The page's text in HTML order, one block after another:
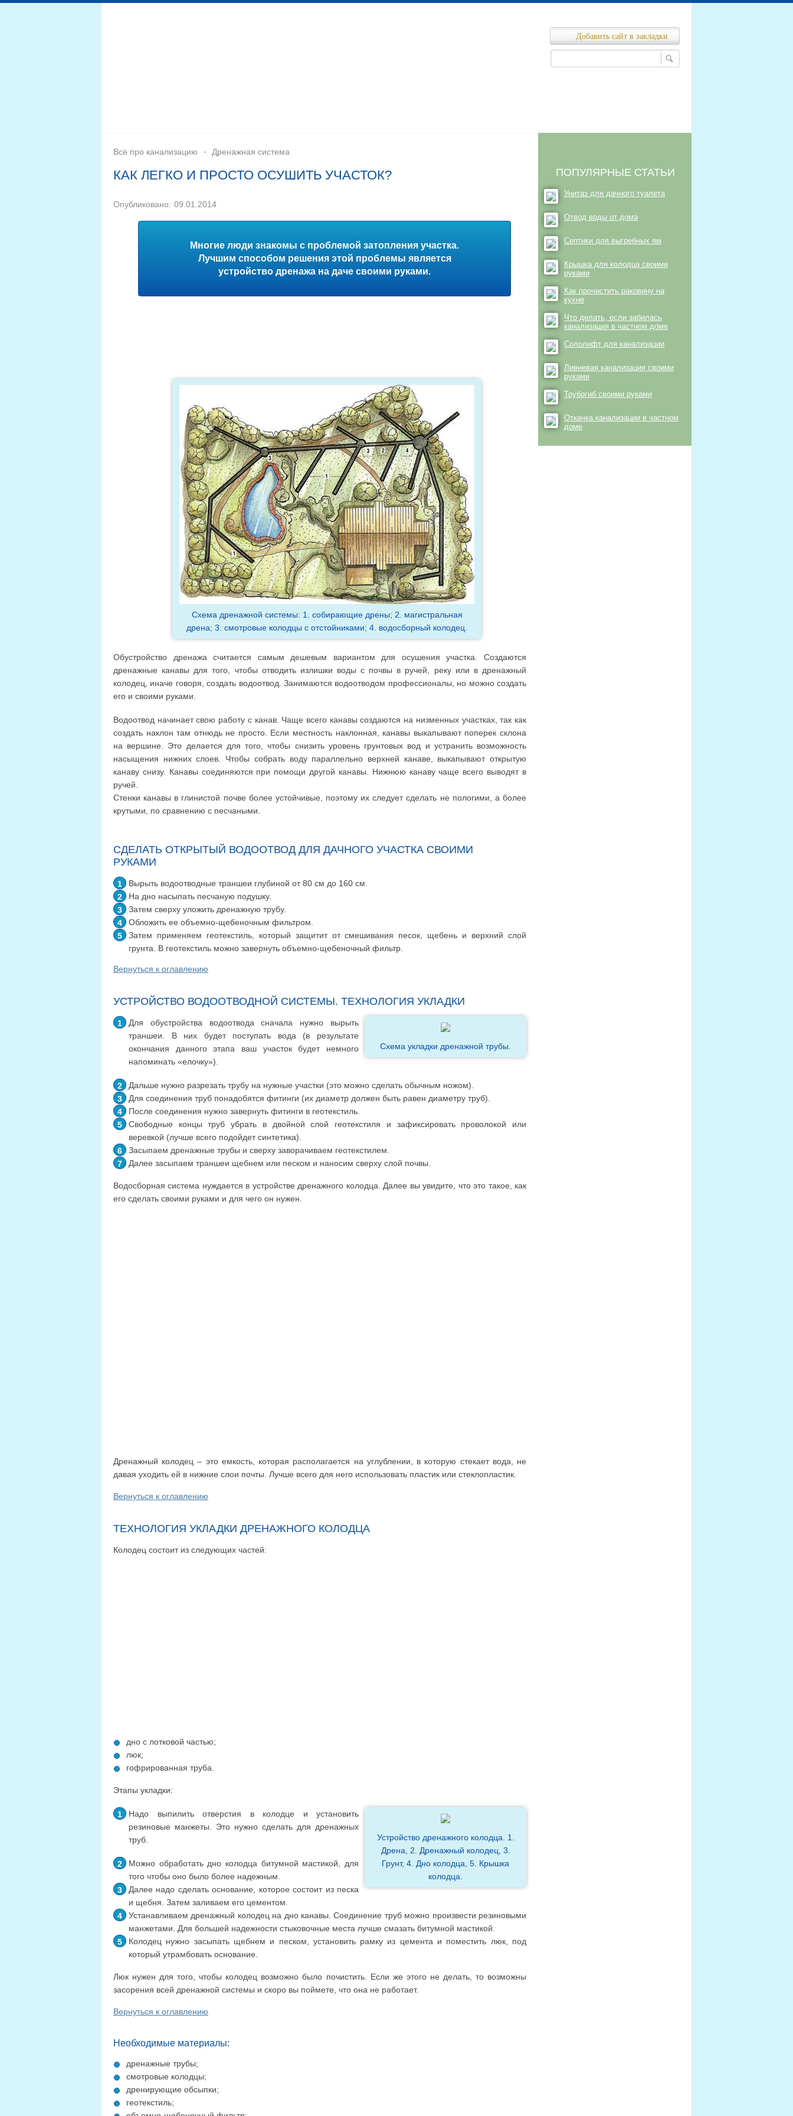
Добавить сайт в закладки
Всё про канализацию Дренажная система
КАК ЛЕГКО И ПРОСТО ОСУШИТЬ УЧАСТОК?
Опубликовано: 09.01.2014
Многие люди знакомы с проблемой затопления участка.
Лучшим способом решения этой проблемы является
устройство дренажа на даче своими руками.
Схема дренажной системы: 1. собирающие дрены; 2. магистральная
дрена; 3. смотровые колодцы с отстойниками; 4. водосборный колодец.
Обустройство дренажа считается самым дешевым вариантом для осушения участка. Создаются
дренажные канавы для того, чтобы отводить излишки воды с почвы в ручей, реку или в дренажный
колодец, иначе говоря, создать водоотвод. Занимаются водоотводом профессионалы, но можно создать
его и своими руками.
Водоотвод начинает свою работу с канав. Чаще всего канавы создаются на низменных участках, так как
создать наклон там отнюдь не просто. Если местность наклонная, канавы выкапывают поперек склона
на вершине. Это делается для того, чтобы снизить уровень грунтовых вод и устранить возможность
насыщения нижних слоев. Чтобы собрать воду параллельно верхней канаве, выкапывают открытую
канаву снизу. Канавы соединяются при помощи другой канавы. Нижнюю канаву чаще всего выводят в
ручей.
Стенки канавы в глинистой почве более устойчивые, поэтому их следует сделать не пологими, а более
крутыми, по сравнению с песчаными.
СДЕЛАТЬ ОТКРЫТЫЙ ВОДООТВОД ДЛЯ ДАЧНОГО УЧАСТКА СВОИМИ
РУКАМИ
Вырыть водоотводные траншеи глубиной от 80 см до 160 см.
На дно насыпать песчаную подушку.
Затем сверху уложить дренажную трубу.
Обложить ее объемно-щебеночным фильтром.
Затем применяем геотекстиль, который защитит от смешивания песок, щебень и верхний слой
грунта. В геотекстиль можно завернуть объемно-щебеночный фильтр.
Вернуться к оглавлению
УСТРОЙСТВО ВОДООТВОДНОЙ СИСТЕМЫ. ТЕХНОЛОГИЯ УКЛАДКИ
Схема укладки дренажной трубы.
Для обустройства водоотвода сначала нужно вырыть
траншеи. В них будет поступать вода (в результате
окончания данного этапа ваш участок будет немного
напоминать «елочку»).
Дальше нужно разрезать трубу на нужные участки (это можно сделать обычным ножом).
Для соединения труб понадобятся фитинги (их диаметр должен быть равен диаметру труб).
После соединения нужно завернуть фитинги в геотекстиль.
Свободные концы труб убрать в двойной слой геотекстиля и зафиксировать проволокой или
веревкой (лучше всего подойдет синтетика).
Засыпаем дренажные трубы и сверху заворачиваем геотекстилем.
Далее засыпаем траншеи щебнем или песком и наносим сверху слой почвы.
Водосборная система нуждается в устройстве дренажного колодца. Далее вы увидите, что это такое, как
его сделать своими руками и для чего он нужен.
Дренажный колодец – это емкость, которая располагается на углублении, в которую стекает вода, не
давая уходить ей в нижние слои почты. Лучше всего для него использовать пластик или стеклопластик.
Вернуться к оглавлению
ТЕХНОЛОГИЯ УКЛАДКИ ДРЕНАЖНОГО КОЛОДЦА
Колодец состоит из следующих частей:
дно с лотковой частью;
люк;
гофрированная труба.
Этапы укладки:
Устройство дренажного колодца. 1.
Дрена, 2. Дренажный колодец, 3.
Грунт, 4. Дно колодца, 5. Крышка
колодца.
Надо выпилить отверстия в колодце и установить
резиновые манжеты. Это нужно сделать для дренажных
труб.
Можно обработать дно колодца битумной мастикой, для
того чтобы оно было более надежным.
Далее надо сделать основание, которое состоит из песка
и щебня. Затем заливаем его цементом.
Устанавливаем дренажный колодец на дно канавы. Соединение труб можно произвести резиновыми
манжетами. Для большей надежности стыковочные места лучше смазать битумной мастикой.
Колодец нужно засыпать щебнем и песком, установить рамку из цемента и поместить люк, под
который утрамбовать основание.
Люк нужен для того, чтобы колодец возможно было почистить. Если же этого не делать, то возможны
засорения всей дренажной системы и скоро вы поймете, что она не работает.
Вернуться к оглавлению
Необходимые материалы:
дренажные трубы;
смотровые колодцы;
дренирующие обсыпки;
геотекстиль;
ПОПУЛЯРНЫЕ СТАТЬИ
Унитаз для дачного туалета
Отвод воды от дома
Септики для выгребных ям
Крышка для колодца своими
руками
Как прочистить раковину на
кухне
Что делать, если забилась
канализация в частном доме
Сололифт для канализации
Ливневая канализация своими
руками
Трубогиб своими руками
Откачка канализации в частном
доме